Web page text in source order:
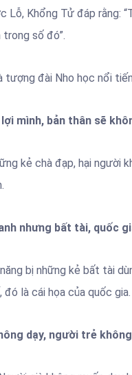
Lỗ, Khổng Tử đáp rằng:
số đó”.
tượng đài Nho học nổi
mình, bản thân sẽ
kẻ chà đạp, hại người
nhưng bất tài, quốc
bị những kẻ bất tài
là cái họa của quốc gia.
dạy, người trẻ